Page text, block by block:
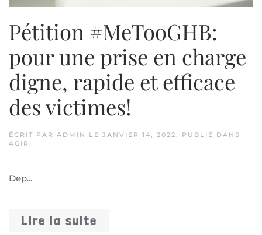
Pétition #MeTooGHB:
pour une prise en charge
digne, rapide et efficace
des victimes!
ÉCRIT PAR ADMIN LE JANVIER 14, 2022
. PUBLIÉ DANS
AGIR
Dep...
Lire la suite